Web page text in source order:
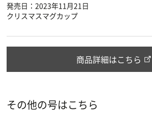
発売日：2023年11月21日
クリスマスマグカップ
商品詳細はこちら
その他の号はこちら